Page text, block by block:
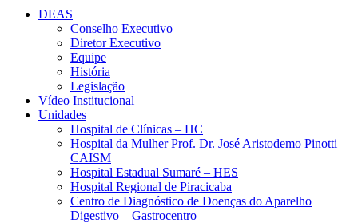
DEAS
Conselho Executivo
Diretor Executivo
Equipe
História
Legislação
Vídeo Institucional
Unidades
Hospital de Clínicas – HC
Hospital da Mulher Prof. Dr. José Aristodemo Pinotti –
CAISM
Hospital Estadual Sumaré – HES
Hospital Regional de Piracicaba
Centro de Diagnóstico de Doenças do Aparelho
Digestivo – Gastrocentro